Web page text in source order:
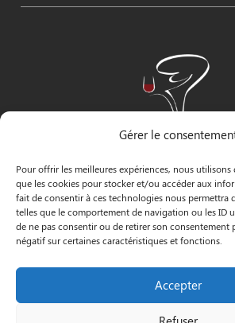
Gérer le
Pour offrir les meilleures expériences, nous
que les cookies pour stocker et/ou accéder aux
fait de consentir à ces technologies nous permettra
telles que le comportement de navigation ou les ID
de ne pas consentir ou de retirer son consentement
négatif sur certaines caractéristiques et fonctions.
Accepter
INFORMATIONS
3 Pass. Henri Gautier, 44600 Saint-